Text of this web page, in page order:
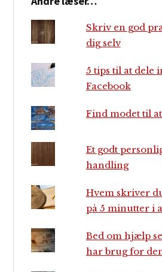
Skriv en god
dig selv
5 tips til at dele
Facebook
Find modet til
Et godt
handling
Hvem skriver
på 5 minutter i
Bed om hjælp
har brug for